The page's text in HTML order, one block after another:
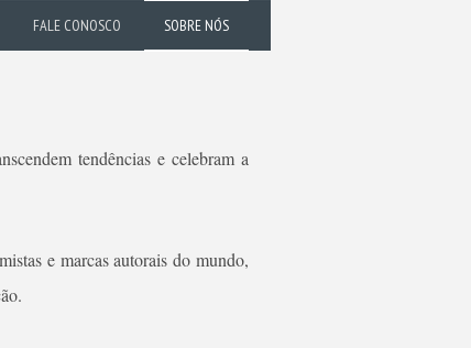
FALE CONOSCO SOBRE NÓS
tendências e celebram a
e marcas autorais do mundo,